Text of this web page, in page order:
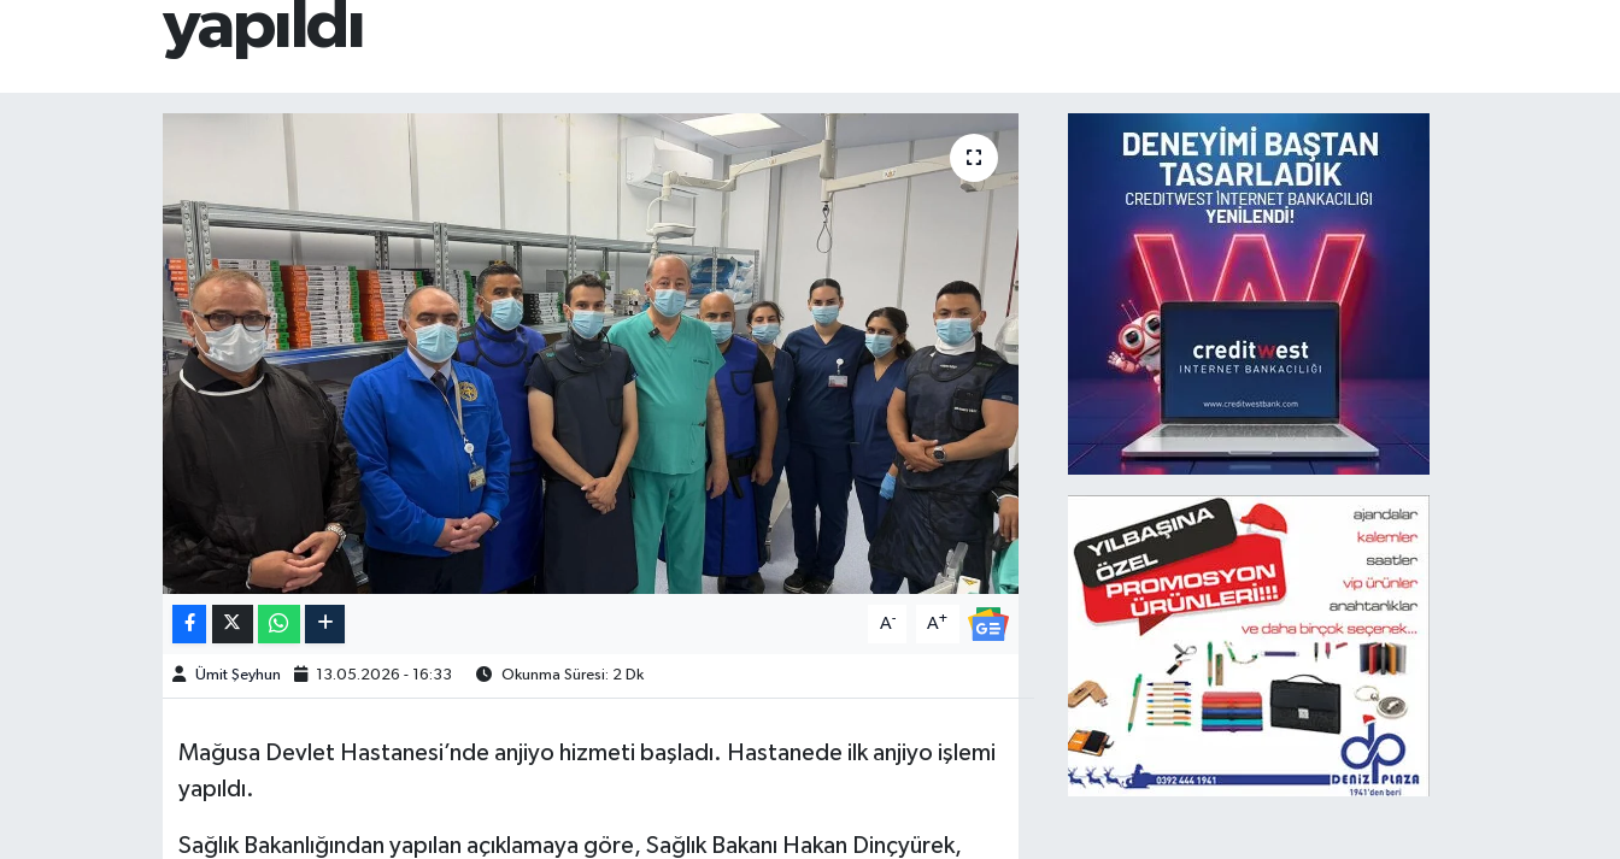
yapıldı
A- A+
Ümit Şeyhun 13.05.2026 - 16:33 Okunma Süresi: 2 Dk
Mağusa Devlet Hastanesi’nde anjiyo hizmeti başladı. Hastanede ilk anjiyo işlemi
yapıldı.
Sağlık Bakanlığından yapılan açıklamaya göre, Sağlık Bakanı Hakan Dinçyürek,